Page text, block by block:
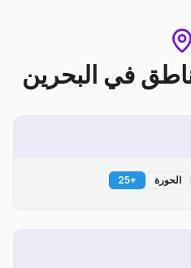
في البحرين
الحورة +
25